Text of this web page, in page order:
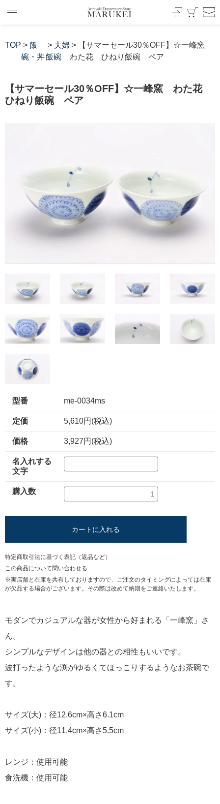
TOP > 飯
碗・丼
> 夫婦
飯碗
> 【サマーセール30％OFF】☆一峰窯
わた花 ひねり飯碗 ペア
【サマーセール30％OFF】☆一峰窯 わた花
ひねり飯碗 ペア
型番 me-0034ms
定価 5,610円(税込)
価格 3,927円(税込)
名入れする
文字
購入数
カートに入れる
特定商取引法に基づく表記（返品など）
この商品について問い合わせる
※実店舗と在庫を共有しておりますので、ご注文のタイミングによっては在庫
が欠品する場合がございます。その際は改めて納期をご連絡いたします。
モダンでカジュアルな器が女性から好まれる「一峰窯」さ
ん。
シンプルなデザインは他の器との相性もいいです。
波打ったような渕がゆるくてほっこりするようなお茶碗で
す。
サイズ(大)：径12.6cm×高さ6.1cm
サイズ(小)：径11.4cm×高さ5.5cm
レンジ：使用可能
食洗機：使用可能